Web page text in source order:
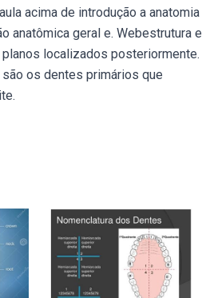
acima de introdução a anatomia
anatômica geral e. Webestrutura e
localizados posteriormente.
os dentes primários que